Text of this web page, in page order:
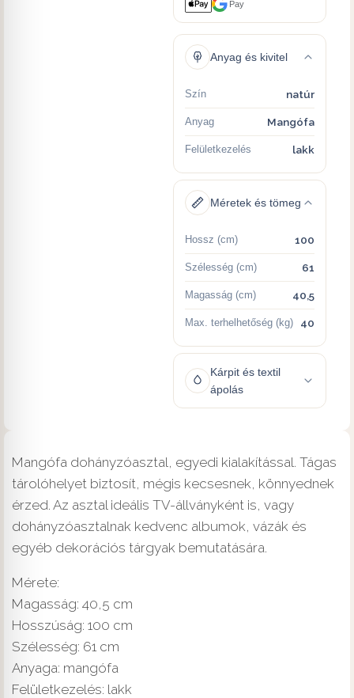
Pay
Anyag és kivitel
Szín natúr
Anyag Mangófa
Felületkezelés lakk
Méretek és tömeg
Hossz (cm) 100
Szélesség (cm) 61
Magasság (cm) 40,5
Max. terhelhetőség (kg) 40
Kárpit és textil
ápolás
Mangófa dohányzóasztal, egyedi kialakítással. Tágas
tárolóhelyet biztosít, mégis kecsesnek, könnyednek
érzed. Az asztal ideális TV-állványként is, vagy
dohányzóasztalnak kedvenc albumok, vázák és
egyéb dekorációs tárgyak bemutatására.
Mérete:
Magasság: 40,5 cm
Hosszúság: 100 cm
Szélesség: 61 cm
Anyaga: mangófa
Felületkezelés: lakk